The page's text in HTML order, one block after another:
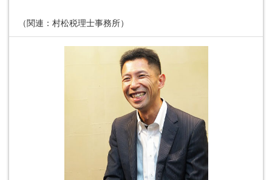
（関連：村松税理士事務所）